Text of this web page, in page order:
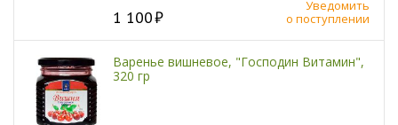
1 100
Уведомить
о поступлении
Варенье вишневое, "Господин Витамин",
320 гр